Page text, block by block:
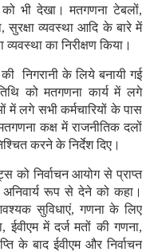
भी देखा। मतगणना टेबलों,
सुरक्षा व्यवस्था आदि के बारे में
का निरीक्षण किया।
निगरानी के लिये बनायी गई
को मतगणना कार्य में लगे
लगे सभी कर्मचारियों के पास
कक्ष में राजनीतिक दलों
करने के निर्देश दिए।
को निर्वाचन आयोग से प्राप्त
अनिवार्य रूप से देने को कहा।
सुविधाएं, गणना के लिए
ईवीएम में दर्ज मतों की गणना,
के बाद ईवीएम और निर्वाचन